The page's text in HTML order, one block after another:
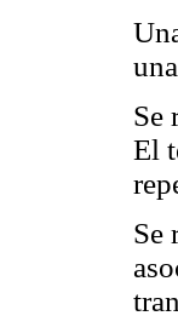
Se
El
Se